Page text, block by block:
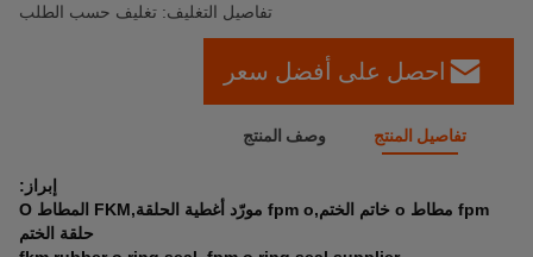
تفاصيل التغليف: تغليف حسب الطلب
احصل على أفضل سعر
تفاصيل المنتج وصف المنتج
إبراز:
fpm مطاط o خاتم الختم,fpm o مورّد أغطية الحلقة,FKM المطاط O
حلقة الختم